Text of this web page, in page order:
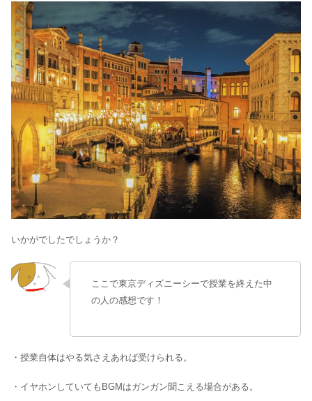
いかがでしたでしょうか？
ここで東京ディズニーシーで授業を終えた中
の人の感想です！
・授業自体はやる気さえあれば受けられる。
・イヤホンしていてもBGMはガンガン聞こえる場合がある。